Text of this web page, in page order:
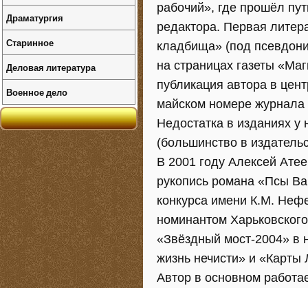
рабочий», где прошёл
редактора. Первая
кладбища» (под
на страницах газеты
публикация автора в
майском номере
Недостатка в изданиях
(большинство в
В 2001 году Алексей
рукопись романа «Псы
конкурса имени К.М.
номинантом
«Звёздный мост-2004» в
жизнь нечисти» и
Автор в основном
Драматургия
Старинное
Деловая литература
Военное дело